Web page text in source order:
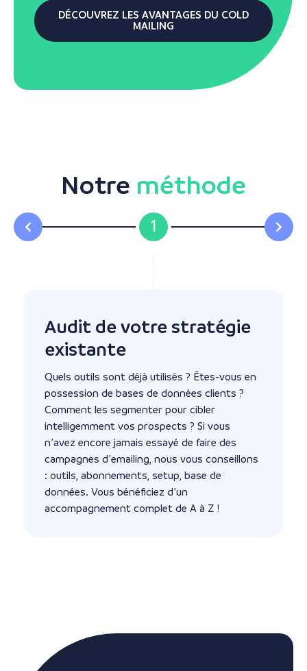
DÉCOUVREZ LES AVANTAGES DU COLD
MAILING
Notre méthode
1
Audit de votre stratégie
existante
Quels outils sont déjà utilisés ? Êtes-vous en
possession de bases de données clients ?
Comment les segmenter pour cibler
intelligemment vos prospects ? Si vous
n’avez encore jamais essayé de faire des
campagnes d’emailing, nous vous conseillons
: outils, abonnements, setup, base de
données. Vous bénéficiez d’un
accompagnement complet de A à Z !